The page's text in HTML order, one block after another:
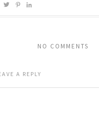
NO COMMENTS
A REPLY